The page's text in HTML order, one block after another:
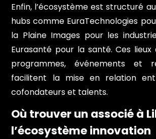
Enfin, l’écosystème est structuré
hubs comme EuraTechnologies
la Plaine Images pour les
Eurasanté pour la santé. Ces lieux
programmes, événements et
facilitent la mise en relation
cofondateurs et talents.
Où trouver un associé à
l’écosystème innovation